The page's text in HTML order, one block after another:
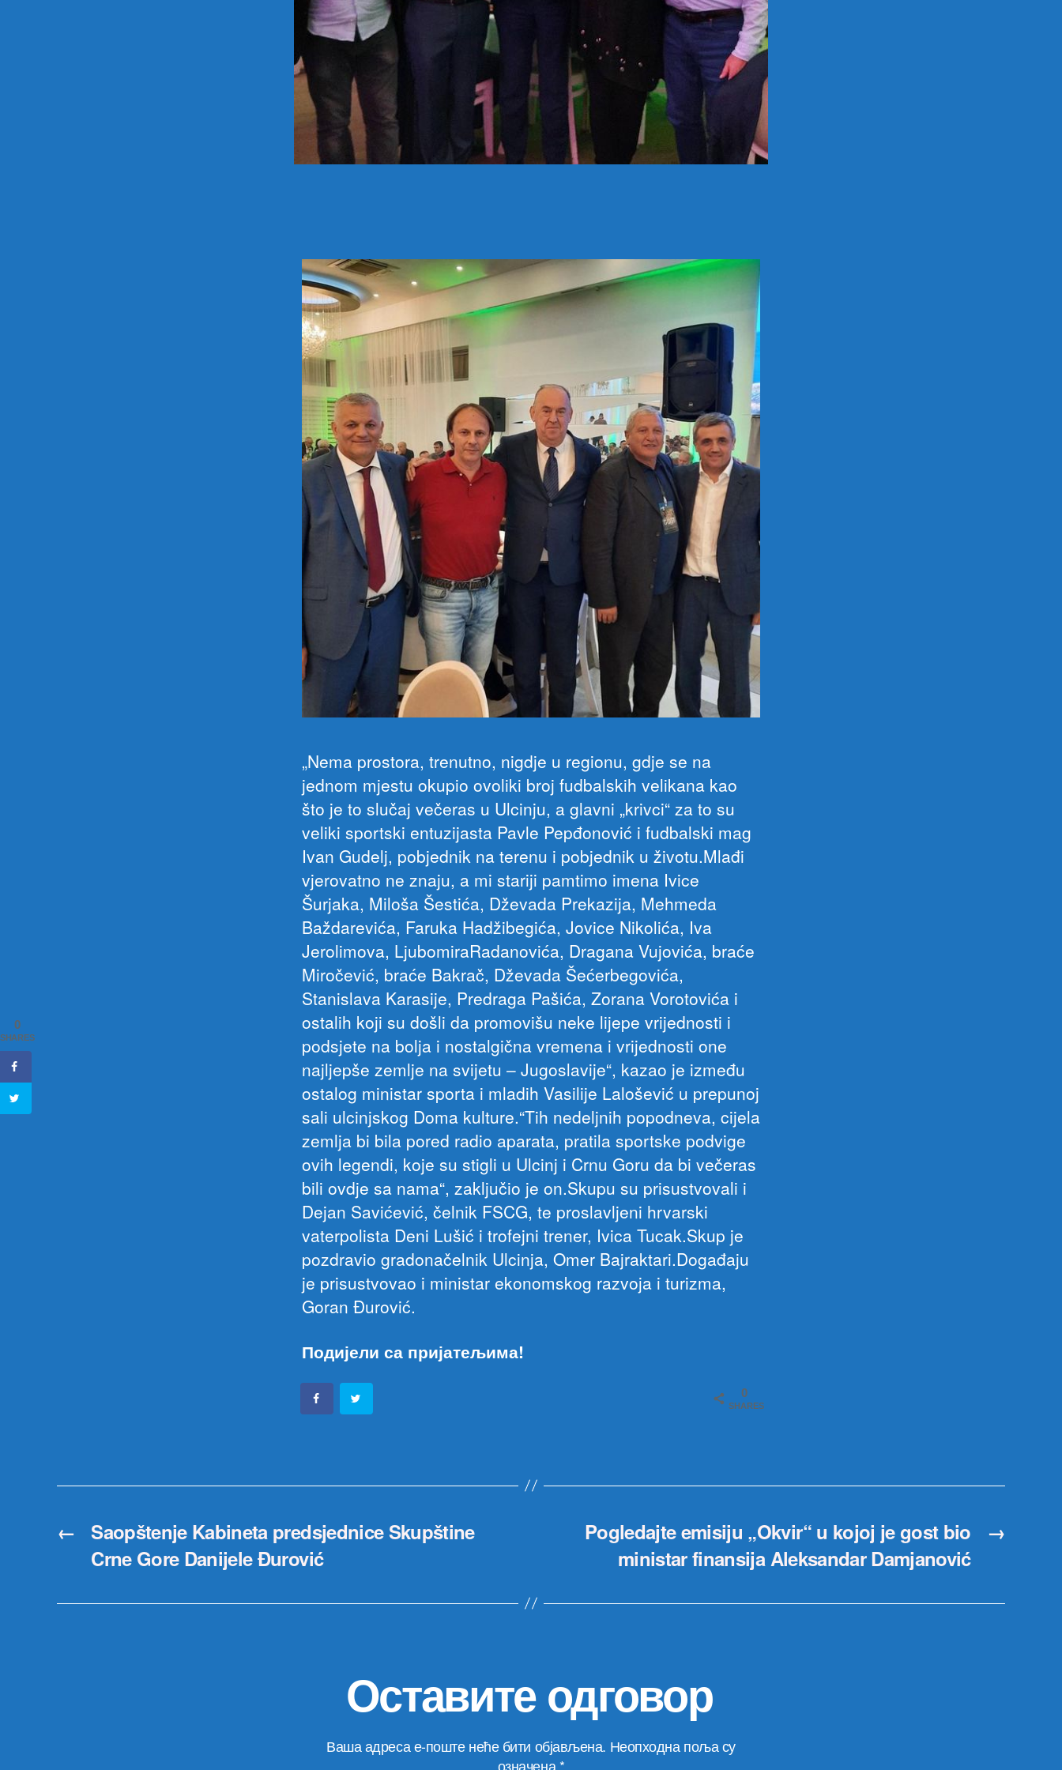
„Nema prostora, trenutno, nigdje u regionu, gdje se na
jednom mjestu okupio ovoliki broj fudbalskih velikana kao
što je to slučaj večeras u Ulcinju, a glavni „krivci“ za to su
veliki sportski entuzijasta Pavle Pepđonović i fudbalski mag
Ivan Gudelj, pobjednik na terenu i pobjednik u životu.Mlađi
vjerovatno ne znaju, a mi stariji pamtimo imena Ivice
Šurjaka, Miloša Šestića, Dževada Prekazija, Mehmeda
Baždarevića, Faruka Hadžibegića, Jovice Nikolića, Iva
Jerolimova, LjubomiraRadanovića, Dragana Vujovića, braće
Miročević, braće Bakrač, Dževada Šećerbegovića,
Stanislava Karasije, Predraga Pašića, Zorana Vorotovića i
ostalih koji su došli da promovišu neke lijepe vrijednosti i
podsjete na bolja i nostalgična vremena i vrijednosti one
najljepše zemlje na svijetu – Jugoslavije“, kazao je između
ostalog ministar sporta i mladih Vasilije Lalošević u prepunoj
sali ulcinjskog Doma kulture.“Tih nedeljnih popodneva, cijela
zemlja bi bila pored radio aparata, pratila sportske podvige
ovih legendi, koje su stigli u Ulcinj i Crnu Goru da bi večeras
bili ovdje sa nama“, zaključio je on.Skupu su prisustvovali i
Dejan Savićević, čelnik FSCG, te proslavljeni hrvarski
vaterpolista Deni Lušić i trofejni trener, Ivica Tucak.Skup je
pozdravio gradonačelnik Ulcinja, Omer Bajraktari.Događaju
je prisustvovao i ministar ekonomskog razvoja i turizma,
Goran Đurović.
Подијели са пријатељима!
0
SHARES
←
Saopštenje Kabineta predsjednice Skupštine
Crne Gore Danijele Đurović
→
Pogledajte emisiju „Okvir“ u kojoj je gost bio
ministar finansija Aleksandar Damjanović
Оставите одговор
Ваша адреса е-поште неће бити објављена. Неопходна поља су
означена *
0
SHARES